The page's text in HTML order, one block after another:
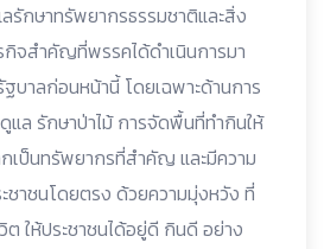
รักษาทรัพยากรธรรมชาติและสิ่ง
จสำคัญที่พรรคได้ดำเนินการมา
บาลก่อนหน้านี้ โดยเฉพาะด้านการ
แล รักษาป่าไม้ การจัดพื้นที่ทำกินให้
เป็นทรัพยากรที่สำคัญ และมีความ
ชาชนโดยตรง ด้วยความมุ่งหวัง ที่
ให้ประชาชนได้อยู่ดี กินดี อย่าง